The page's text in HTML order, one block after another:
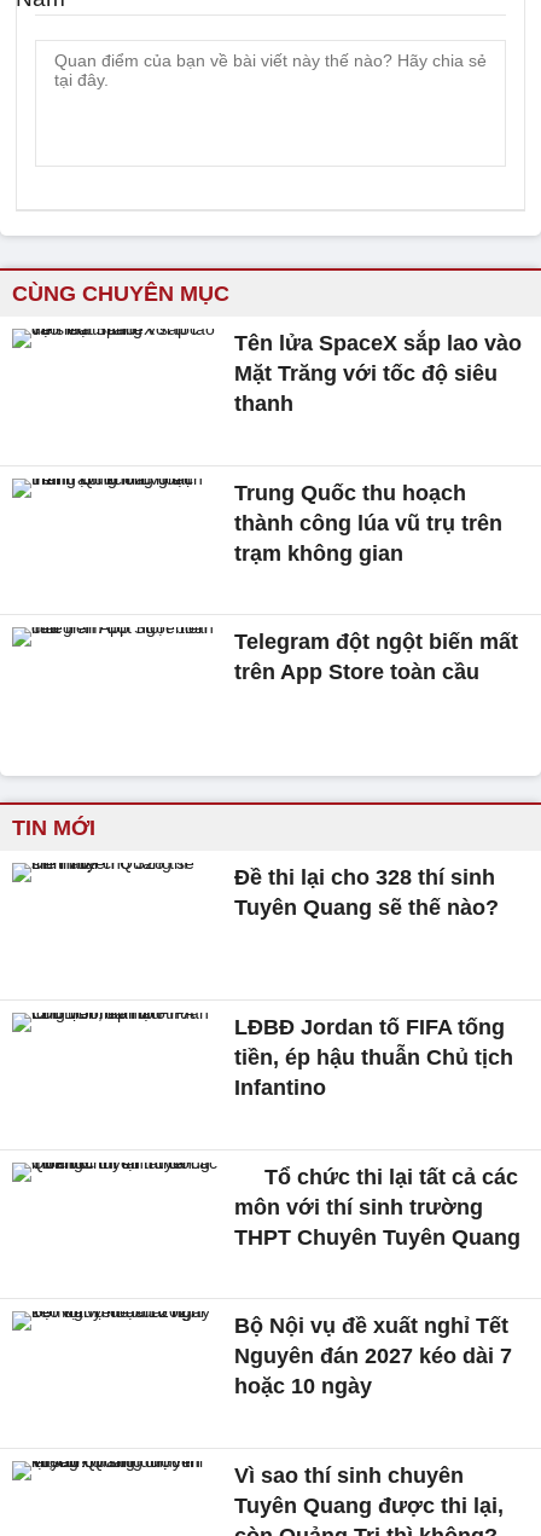
CÙNG CHUYÊN MỤC
Tên lửa SpaceX sắp lao vào
Mặt Trăng với tốc độ siêu
thanh
Trung Quốc thu hoạch
thành công lúa vũ trụ trên
trạm không gian
Telegram đột ngột biến mất
trên App Store toàn cầu
TIN MỚI
Đề thi lại cho 328 thí sinh
Tuyên Quang sẽ thế nào?
LĐBĐ Jordan tố FIFA tống
tiền, ép hậu thuẫn Chủ tịch
Infantino
Tổ chức thi lại tất cả các
môn với thí sinh trường
THPT Chuyên Tuyên Quang
Bộ Nội vụ đề xuất nghỉ Tết
Nguyên đán 2027 kéo dài 7
hoặc 10 ngày
Vì sao thí sinh chuyên
Tuyên Quang được thi lại,